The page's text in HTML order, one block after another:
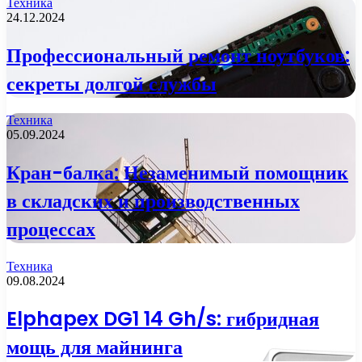
24.12.2024
Профессиональный ремонт ноутбуков:
секреты долгой службы
Техника
05.09.2024
Кран-балка: Незаменимый помощник
в складских и производственных
процессах
Техника
09.08.2024
Elphapex DG1 14 Gh/s: гибридная
мощь для майнинга